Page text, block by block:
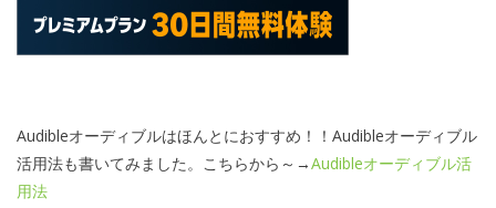
Audibleオーディブルはほんとにおすすめ！！Audibleオーディブル
活用法も書いてみました。こちらから～→Audibleオーディブル活
用法